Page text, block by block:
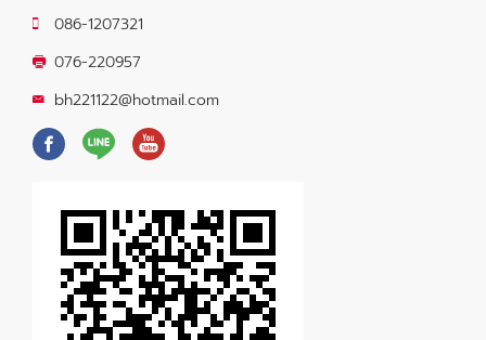
086-1207321
076-220957
bh221122@hotmail.com